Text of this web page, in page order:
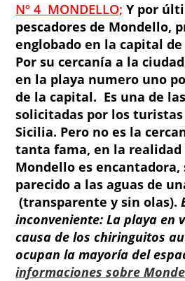
Nº 4 MONDELLO; Y por
pescadores de Mondello,
englobado en la capital
Por su cercanía a la
en la playa numero uno
de la capital. Es una de
solicitadas por los
Sicilia. Pero no es la
tanta fama, en la realidad
Mondello es encantadora,
parecido a las aguas de
(transparente y sin olas).
inconveniente: La playa en
causa de los chiringuitos
ocupan la mayoría del
informaciones sobre